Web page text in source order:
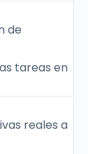
de
tareas en
reales a